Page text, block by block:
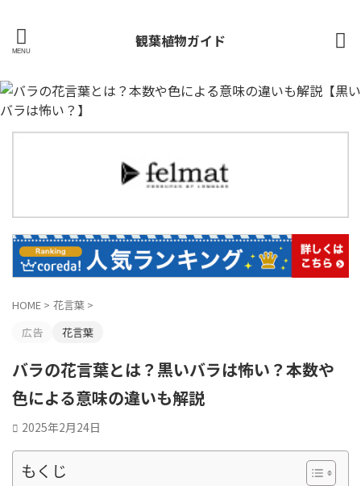
観葉植物ガイド
HOME > 花言葉 >
広告
花言葉
バラの花言葉とは？黒いバラは怖い？本数や
色による意味の違いも解説
2025年2月24日
もくじ